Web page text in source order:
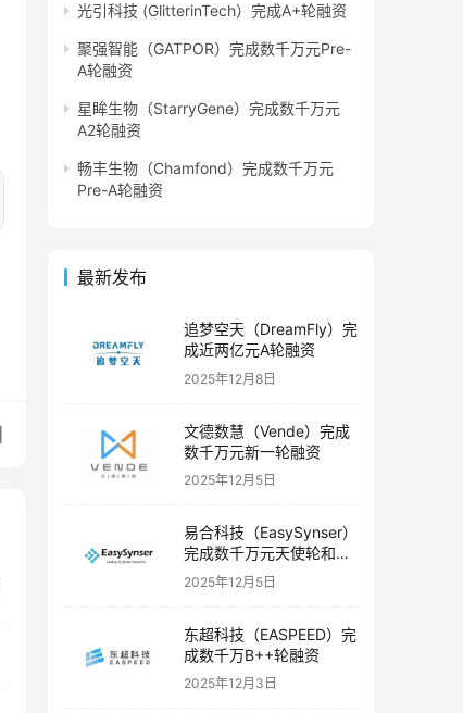
光引科技 (GlitterinTech）完成A+轮融资
聚强智能（GATPOR）完成数千万元Pre-
A轮融资
星眸生物（StarryGene）完成数千万元
A2轮融资
畅丰生物（Chamfond）完成数千万元
Pre-A轮融资
最新发布
追梦空天（DreamFly）完
成近两亿元A轮融资
2025年12月8日
文德数慧（Vende）完成
数千万元新一轮融资
2025年12月5日
易合科技（EasySynser）
完成数千万元天使轮和天
使+轮融资
2025年12月5日
东超科技（EASPEED）完
成数千万B++轮融资
2025年12月3日